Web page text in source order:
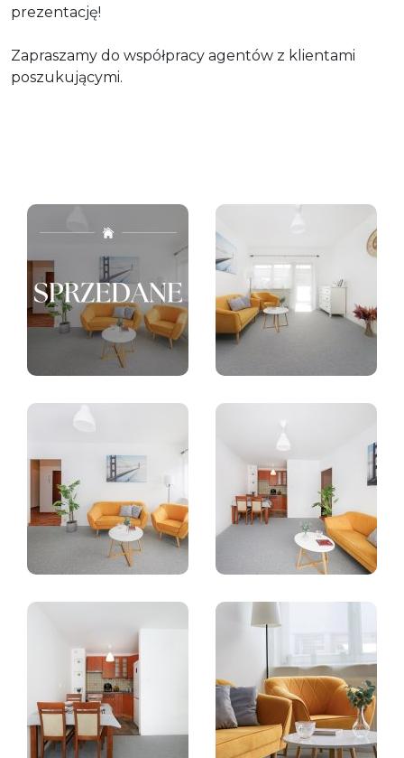
prezentację!
Zapraszamy do współpracy agentów z klientami
poszukującymi.